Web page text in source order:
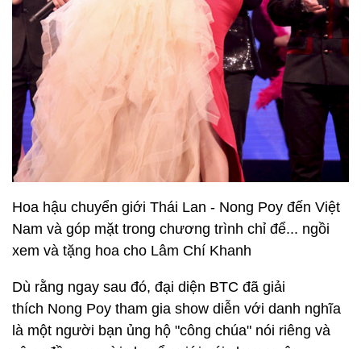
Hoa hậu chuyển giới Thái Lan - Nong Poy đến Việt
Nam và góp mặt trong chương trình chỉ để... ngồi
xem và tặng hoa cho Lâm Chí Khanh
Dù rằng ngay sau đó, đại diện BTC đã giải
thích Nong Poy tham gia show diễn với danh nghĩa
là một người bạn ủng hộ "công chúa" nói riêng và